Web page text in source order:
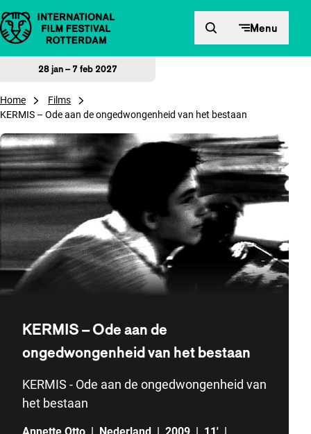
Direct naar inhoud Menu
28 jan – 7 feb 2027
Home
Films
KERMIS – Ode aan de ongedwongenheid van het bestaan
KERMIS – Ode aan de
ongedwongenheid van het bestaan
KERMIS - Ode aan de ongedwongenheid van
het bestaan